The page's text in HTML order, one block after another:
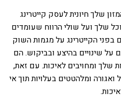
שלך חיונית לעסק קייטרינג
שלך ועל שולי הרווח שעומדים
הקייטרינג על מגמות השוק
על שינויים בהיצע ובביקוש. הם
שלך ומחויבים לאיכות. עם זאת,
ואגורה ומלהטטים בעלויות תוך אי